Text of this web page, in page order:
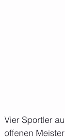
Vier Sportler
offenen